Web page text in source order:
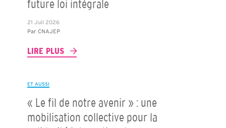
future loi intégrale
21 Juil 2026
Par CNAJEP
LIRE PLUS
ET AUSSI
« Le fil de notre avenir » : une
mobilisation collective pour la